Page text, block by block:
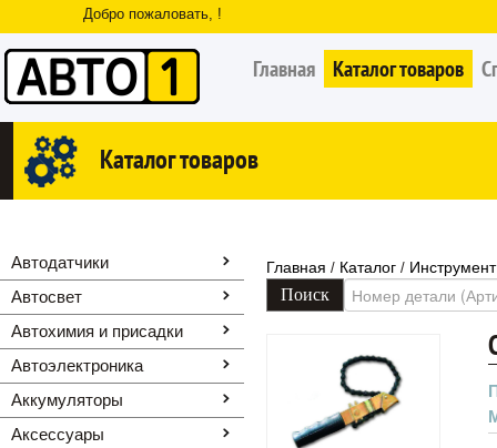
Добро пожаловать, !
Главная Каталог товаров
Каталог товаров
Автодатчики
Автосвет
Автохимия и присадки
Автоэлектроника
Аккумуляторы
Аксессуары
Главная / Каталог / Инструмент